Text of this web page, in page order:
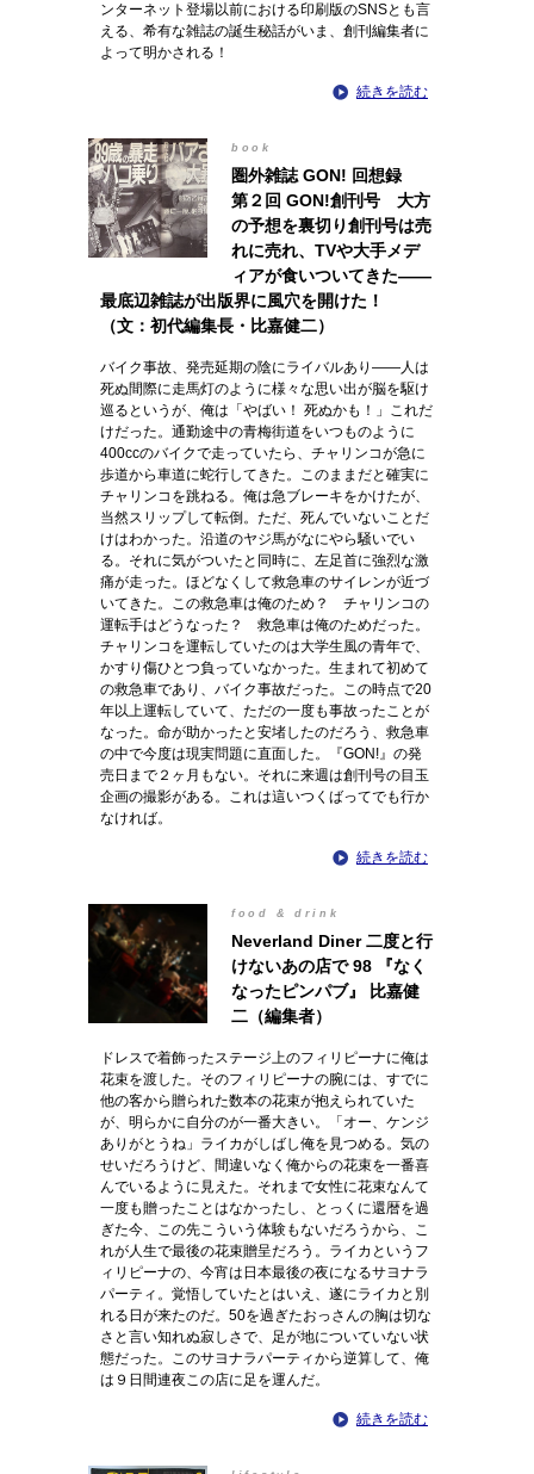
ンターネット登場以前における印刷版のSNSとも言
える、希有な雑誌の誕生秘話がいま、創刊編集者に
よって明かされる！
続きを読む
book
圏外雑誌 GON! 回想録
第２回 GON!創刊号 大方
の予想を裏切り創刊号は売
れに売れ、TVや大手メデ
ィアが食いついてきた――
最底辺雑誌が出版界に風穴を開けた！
（文：初代編集長・比嘉健二）
バイク事故、発売延期の陰にライバルあり――人は
死ぬ間際に走馬灯のように様々な思い出が脳を駆け
巡るというが、俺は「やばい！ 死ぬかも！」これだ
けだった。通勤途中の青梅街道をいつものように
400ccのバイクで走っていたら、チャリンコが急に
歩道から車道に蛇行してきた。このままだと確実に
チャリンコを跳ねる。俺は急ブレーキをかけたが、
当然スリップして転倒。ただ、死んでいないことだ
けはわかった。沿道のヤジ馬がなにやら騒いでい
る。それに気がついたと同時に、左足首に強烈な激
痛が走った。ほどなくして救急車のサイレンが近づ
いてきた。この救急車は俺のため？ チャリンコの
運転手はどうなった？ 救急車は俺のためだった。
チャリンコを運転していたのは大学生風の青年で、
かすり傷ひとつ負っていなかった。生まれて初めて
の救急車であり、バイク事故だった。この時点で20
年以上運転していて、ただの一度も事故ったことが
なった。命が助かったと安堵したのだろう、救急車
の中で今度は現実問題に直面した。『GON!』の発
売日まで２ヶ月もない。それに来週は創刊号の目玉
企画の撮影がある。これは這いつくばってでも行か
なければ。
続きを読む
food & drink
Neverland Diner 二度と行
けないあの店で 98 『なく
なったピンパブ』 比嘉健
二（編集者）
ドレスで着飾ったステージ上のフィリピーナに俺は
花束を渡した。そのフィリピーナの腕には、すでに
他の客から贈られた数本の花束が抱えられていた
が、明らかに自分のが一番大きい。「オー、ケンジ
ありがとうね」ライカがしばし俺を見つめる。気の
せいだろうけど、間違いなく俺からの花束を一番喜
んでいるように見えた。それまで女性に花束なんて
一度も贈ったことはなかったし、とっくに還暦を過
ぎた今、この先こういう体験もないだろうから、こ
れが人生で最後の花束贈呈だろう。ライカというフ
ィリピーナの、今宵は日本最後の夜になるサヨナラ
パーティ。覚悟していたとはいえ、遂にライカと別
れる日が来たのだ。50を過ぎたおっさんの胸は切な
さと言い知れぬ寂しさで、足が地についていない状
態だった。このサヨナラパーティから逆算して、俺
は９日間連夜この店に足を運んだ。
続きを読む